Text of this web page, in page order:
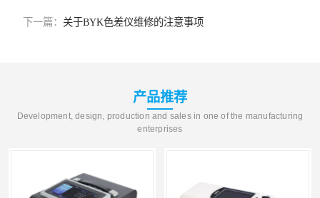
下一篇： 关于BYK色差仪维修的注意事项
产品推荐
Development, design, production and sales in one of the manufacturing
enterprises